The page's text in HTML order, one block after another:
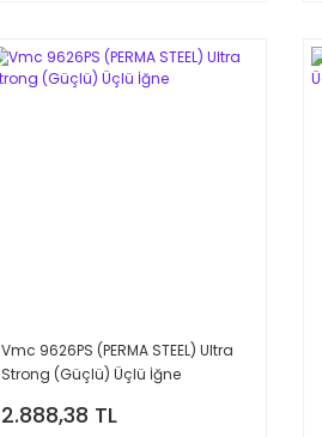
Vmc 9626PS (PERMA STEEL) Ultra
Strong (Güçlü) Üçlü İğne
2.888,38 TL